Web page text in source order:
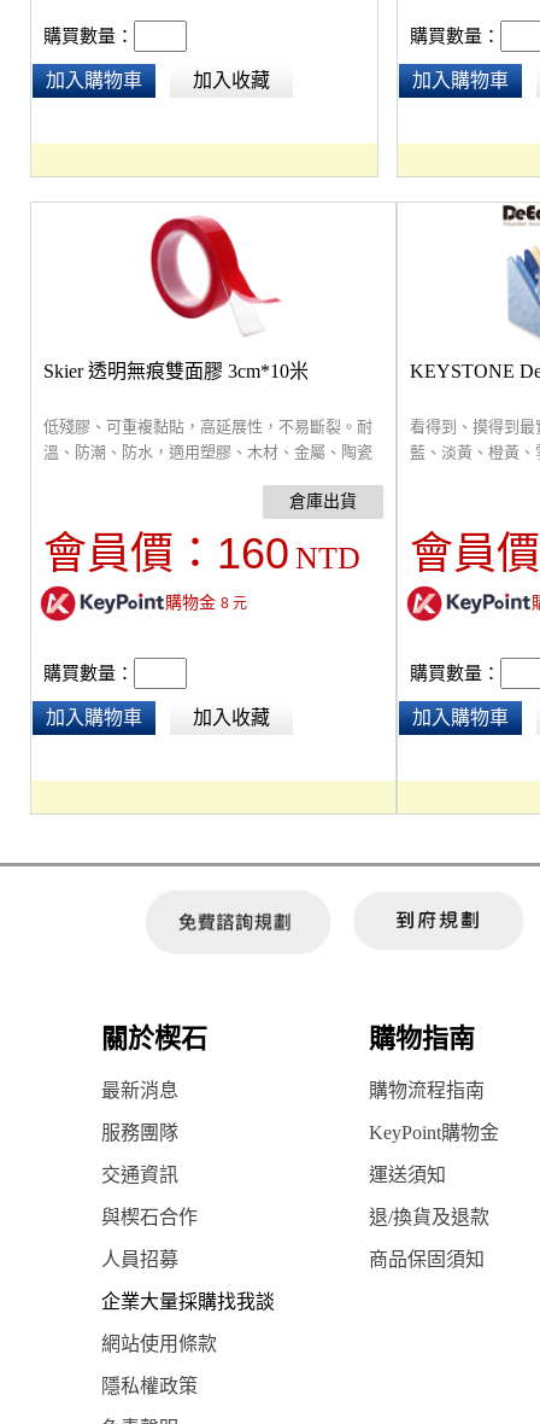
購買數量：
加入購物車 加入收藏
購買數量：
加入購物車
Skier 透明無痕雙面膠 3cm*10米
低殘膠、可重複黏貼，高延展性，不易斷裂。耐
溫、防潮、防水，適用塑膠、木材、金屬、陶瓷
公室、居家、手作用，黏牢物品免煩惱。
會員價： 160 NTD
購物金 8元
購買數量：
加入購物車 加入收藏
KEYSTONE
看得到、摸得到
藍、淡黃、橙黃
1.1。原撕防焰，
樣品僅供花色、
貨，尺寸約
會員
購買數量：
加入購物車
關於楔石 購物指南
最新消息 購物流程指南
服務團隊 KeyPoint購物金
交通資訊 運送須知
與楔石合作 退/換貨及退款
人員招募 商品保固須知
企業大量採購找我談
網站使用條款
隱私權政策